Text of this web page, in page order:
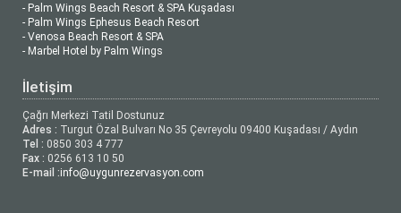
- Palm Wings Beach Resort & SPA Kuşadası
- Palm Wings Ephesus Beach Resort
- Venosa Beach Resort & SPA
- Marbel Hotel by Palm Wings
İletişim
Çağrı Merkezi Tatil Dostunuz
Adres : Turgut Özal Bulvarı No 35 Çevreyolu 09400 Kuşadası / Aydın
Tel : 0850 303 4 777
Fax : 0256 613 10 50
E-mail :info@uygunrezervasyon.com